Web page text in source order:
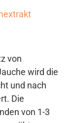
von
wird die
und nach
Die
von 1-3